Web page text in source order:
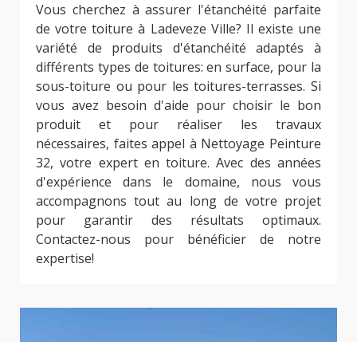
Vous cherchez à assurer l'étanchéité parfaite
de votre toiture à Ladeveze Ville? Il existe une
variété de produits d'étanchéité adaptés à
différents types de toitures: en surface, pour la
sous-toiture ou pour les toitures-terrasses. Si
vous avez besoin d'aide pour choisir le bon
produit et pour réaliser les travaux
nécessaires, faites appel à Nettoyage Peinture
32, votre expert en toiture. Avec des années
d'expérience dans le domaine, nous vous
accompagnons tout au long de votre projet
pour garantir des résultats optimaux.
Contactez-nous pour bénéficier de notre
expertise!